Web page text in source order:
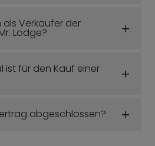
Verkäufer der
Lodge?
ist für den Kauf einer
abgeschlossen?